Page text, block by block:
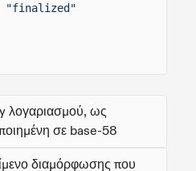
"finalized"
λογαριασμού, ως
σε base-58
διαμόρφωσης που